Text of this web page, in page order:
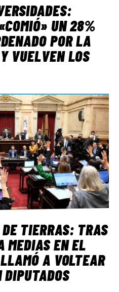
UN 28%
POR LA
VUELVEN LOS
TIERRAS: TRAS
MEDIAS EN EL
A VOLTEAR
DIPUTADOS